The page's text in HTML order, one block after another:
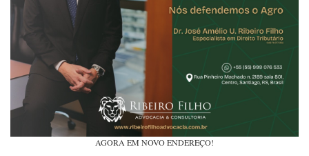
AGORA EM NOVO ENDEREÇO!